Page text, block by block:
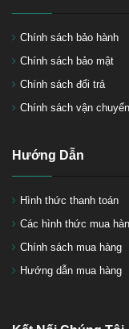
Chính sách bảo hành
Chính sách bảo mật
Chính sách đổi trả
Chính sách vận chuyển
Hướng Dẫn
Hình thức thanh toán
Các hình thức mua
Chính sách mua hàng
Hướng dẫn mua hàng